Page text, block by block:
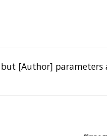
[Author] parameters